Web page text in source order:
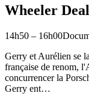
Wheeler
14h50 – 16h00
Gerry et Aurélien se
française de renom,
concurrencer la
Gerry ent…